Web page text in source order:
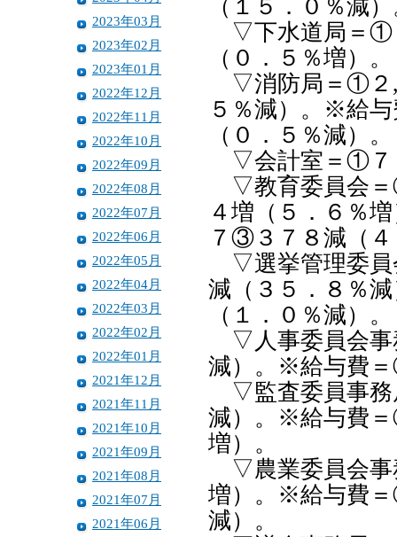
2023年03月
2023年02月
2023年01月
2022年12月
2022年11月
2022年10月
2022年09月
2022年08月
2022年07月
2022年06月
2022年05月
2022年04月
2022年03月
2022年02月
2022年01月
2021年12月
2021年11月
2021年10月
2021年09月
2021年08月
2021年07月
2021年06月
（１５．０％減
▽下水道局＝①
（０．５％増）。
▽消防局＝①２,
５％減）。※給
（０．５％減）。
▽会計室＝①７
▽教育委員会＝
４増（５．６％
７③３７８減（
▽選挙管理委員
減（３５．８％
（１．０％減）。
▽人事委員会事
減）。※給与費
▽監査委員事務
減）。※給与費
増）。
▽農業委員会事
増）。※給与費
減）。